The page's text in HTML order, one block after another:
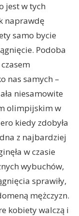
jest w tych
naprawdę
samo bycie
Podoba
nas samych –
niesamowite
olimpijskim w
kiedy zdobyła
z najbardziej
w czasie
wybuchów,
sprawiły,
mężczyzn.
kobiety walczą i